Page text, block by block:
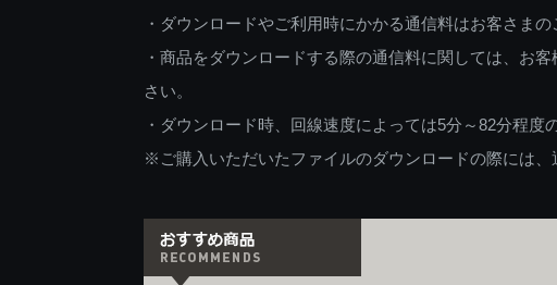
・ダウンロードやご利用時にかかる通信料はお客さまの
・商品をダウンロードする際の通信料に関しては、お
さい。
・ダウンロード時、回線速度によっては5分～82分程度
※ご購入いただいたファイルのダウンロードの際には、